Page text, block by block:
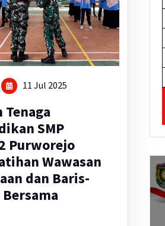
11 Jul 2025
Tenaga
SMP
Purworejo
Wawasan
dan Baris-